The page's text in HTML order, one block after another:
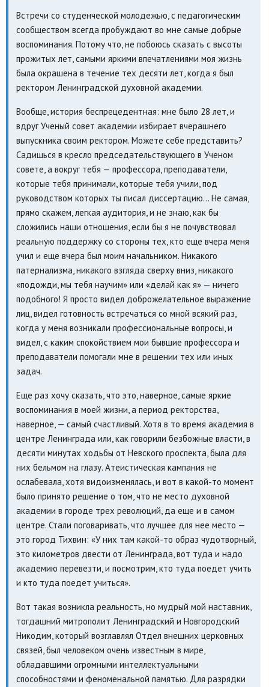
Встречи со студенческой молодежью, с педагогическим
сообществом всегда пробуждают во мне самые добрые
воспоминания. Потому что, не побоюсь сказать с высоты
прожитых лет, самыми яркими впечатлениями моя жизнь
была окрашена в течение тех десяти лет, когда я был
ректором Ленинградской духовной академии.
Вообще, история беспрецедентная: мне было 28 лет, и
вдруг Ученый совет академии избирает вчерашнего
выпускника своим ректором. Можете себе представить?
Садишься в кресло председательствующего в Ученом
совете, а вокруг тебя — профессора, преподаватели,
которые тебя принимали, которые тебя учили, под
руководством которых ты писал диссертацию... Не самая,
прямо скажем, легкая аудитория, и не знаю, как бы
сложились наши отношения, если бы я не почувствовал
реальную поддержку со стороны тех, кто еще вчера меня
учил и еще вчера был моим начальником. Никакого
патернализма, никакого взгляда сверху вниз, никакого
«подожди, мы тебя научим» или «делай как я» — ничего
подобного! Я просто видел доброжелательное выражение
лиц, видел готовность встречаться со мной всякий раз,
когда у меня возникали профессиональные вопросы, и
видел, с каким спокойствием мои бывшие профессора и
преподаватели помогали мне в решении тех или иных
задач.
Еще раз хочу сказать, что это, наверное, самые яркие
воспоминания в моей жизни, а период ректорства,
наверное, — самый счастливый. Хотя в то время академия в
центре Ленинграда или, как говорили безбожные власти, в
десяти минутах ходьбы от Невского проспекта, была для
них бельмом на глазу. Атеистическая кампания не
ослабевала, хотя видоизменялась, и вот в какой-то момент
было принято решение о том, что не место духовной
академии в городе трех революций, да еще и в самом
центре. Стали поговаривать, что лучшее для нее место —
это город Тихвин: «У них там какой-то образ чудотворный,
это километров двести от Ленинграда, вот туда и надо
академию перевезти, и посмотрим, кто туда поедет учить
и кто туда поедет учиться».
Вот такая возникла реальность, но мудрый мой наставник,
тогдашний митрополит Ленинградский и Новгородский
Никодим, который возглавлял Отдел внешних церковных
связей, был человеком очень известным в мире,
обладавшими огромными интеллектуальными
способностями и феноменальной памятью. Для разрядки